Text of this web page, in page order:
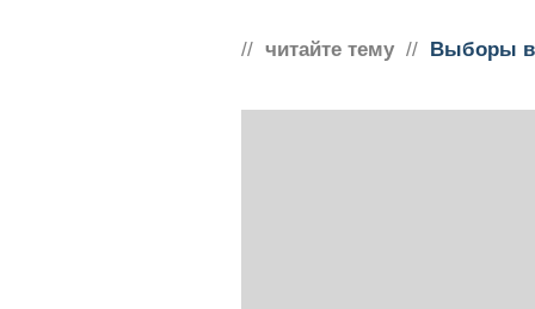
// читайте тему // Выборы в